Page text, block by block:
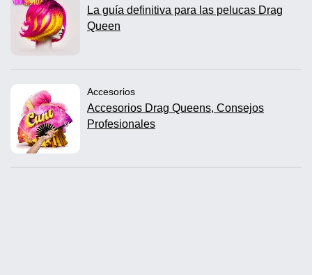
La guía definitiva para las pelucas Drag
Queen
Accesorios
Accesorios Drag Queens, Consejos
Profesionales